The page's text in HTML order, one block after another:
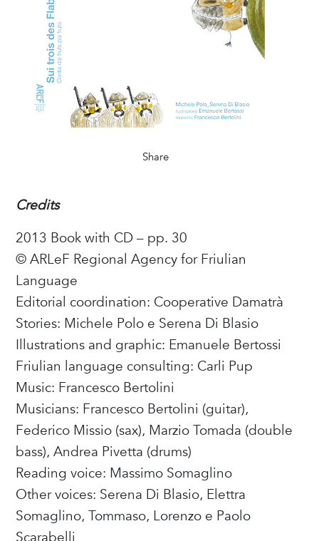
Share
Credits
2013 Book with CD – pp. 30
© ARLeF Regional Agency for Friulian
Language
Editorial coordination: Cooperative Damatrà
Stories: Michele Polo e Serena Di Blasio
Illustrations and graphic: Emanuele Bertossi
Friulian language consulting: Carli Pup
Music: Francesco Bertolini
Musicians: Francesco Bertolini (guitar),
Federico Missio (sax), Marzio Tomada (double
bass), Andrea Pivetta (drums)
Reading voice: Massimo Somaglino
Other voices: Serena Di Blasio, Elettra
Somaglino, Tommaso, Lorenzo e Paolo